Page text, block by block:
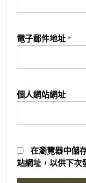
電子郵件地址 *
個人網站網址
在瀏覽器中儲
站網址，以供下次